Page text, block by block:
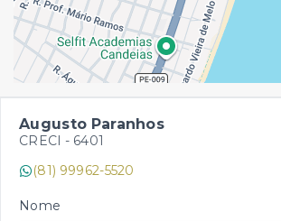
Augusto Paranhos
CRECI - 6401
(81) 99962-5520
Nome